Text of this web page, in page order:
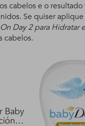
cabelos e o resultado
Se quiser
Day 2 para Hidratar
cabelos.
Baby